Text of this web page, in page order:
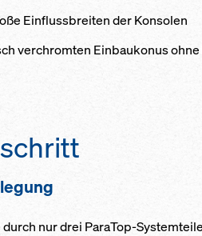
Einflussbreiten der Konsolen
verchromten Einbaukonus
nur drei ParaTop-